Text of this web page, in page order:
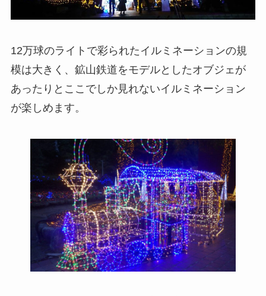
12万球のライトで彩られたイルミネーションの規
模は大きく、鉱山鉄道をモデルとしたオブジェが
あったりとここでしか見れないイルミネーション
が楽しめます。